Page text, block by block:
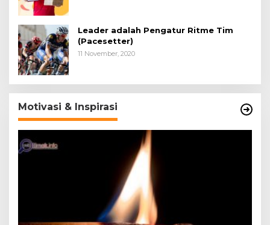
Leader adalah Pengatur Ritme Tim
(Pacesetter)
11 November, 2020
Motivasi & Inspirasi